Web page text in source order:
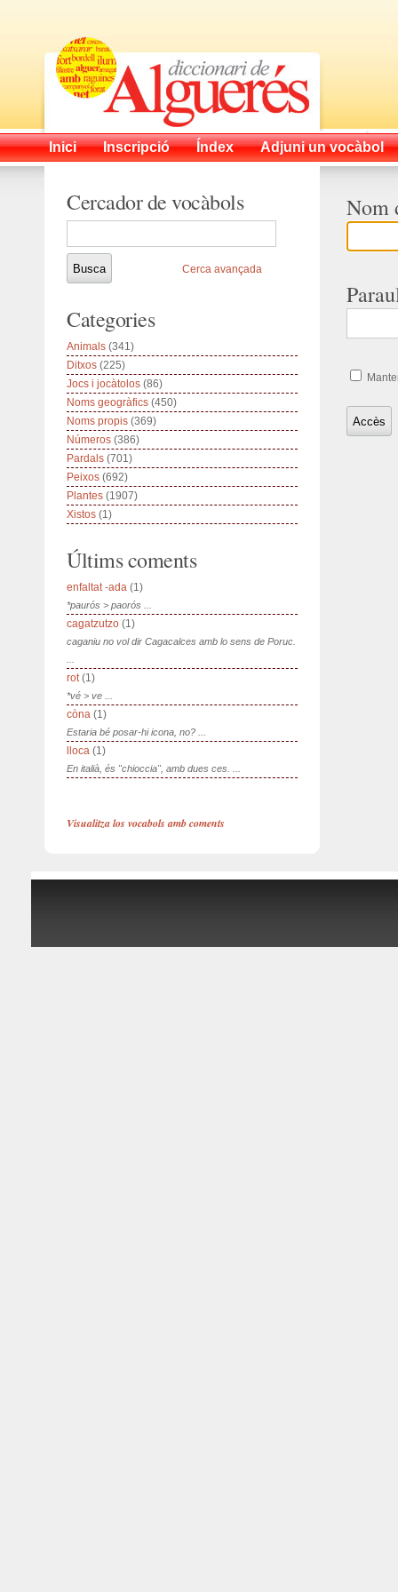
Inici Inscripció Índex Adjuni un vocàbol
Nom
Cercador de vocàbols
Cerca avançada
Categories
Animals (341)
Ditxos (225)
Jocs i jocàtolos (86)
Noms geogràfics (450)
Noms propis (369)
Números (386)
Pardals (701)
Peixos (692)
Plantes (1907)
Xistos (1)
Últims coments
enfaltat -ada (1)
*paurós > paorós ...
cagatzutzo (1)
caganiu no vol dir Cagacalces amb lo sens de Poruc.
rot(1)
*vé > ve ...
còna (1)
Estaria bé posar-hi icona, no? ...
lloca (1)
En italià, és "chioccia", amb dues ces. ...
Visualitza los vocabols amb coments